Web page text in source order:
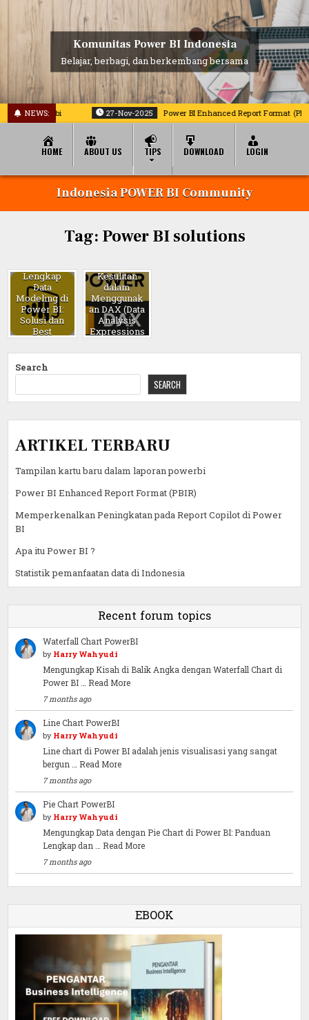
content
Komunitas Power BI Indonesia
Belajar, berbagi, dan berkembang bersama
NEWS:
powerbi 27-Nov-2025 Power BI Enhanced Report Format (PBIR)
HOME ABOUT US TIPS DOWNLOAD LOGIN
Indonesia POWER BI Community
Tag: Power BI solutions
Lengkap
Data
Modeling di
Power BI:
Solusi dan
Best
Kesulitan
dalam
Menggunak
an DAX (Data
Analysis
Expressions
Search
SEARCH
ARTIKEL TERBARU
Tampilan kartu baru dalam laporan powerbi
Power BI Enhanced Report Format (PBIR)
Memperkenalkan Peningkatan pada Report Copilot di Power
BI
Apa itu Power BI ?
Statistik pemanfaatan data di Indonesia
Recent forum topics
Waterfall Chart PowerBI
by Harry Wahyudi
Mengungkap Kisah di Balik Angka dengan Waterfall Chart di
Power BI … Read More
7 months ago
Line Chart PowerBI
by Harry Wahyudi
Line chart di Power BI adalah jenis visualisasi yang sangat
bergun … Read More
7 months ago
Pie Chart PowerBI
by Harry Wahyudi
Mengungkap Data dengan Pie Chart di Power BI: Panduan
Lengkap dan … Read More
7 months ago
EBOOK